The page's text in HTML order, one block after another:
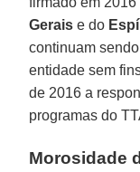
Gerais e do
continuam
entidade sem
de 2016 a
programas do
Morosidade